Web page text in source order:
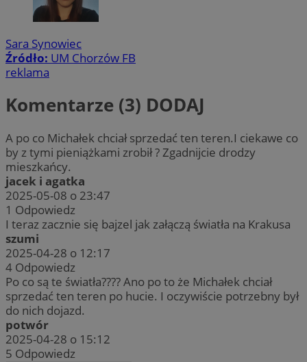
Sara Synowiec
Źródło: UM Chorzów FB
reklama
Komentarze (3) DODAJ
A po co Michałek chciał sprzedać ten teren.I ciekawe co
by z tymi pieniążkami zrobił ? Zgadnijcie drodzy
mieszkańcy.
jacek i agatka
2025-05-08 o 23:47
1 Odpowiedz
I teraz zacznie się bajzel jak załączą światła na Krakusa
szumi
2025-04-28 o 12:17
4 Odpowiedz
Po co są te światła???? Ano po to że Michałek chciał
sprzedać ten teren po hucie. I oczywiście potrzebny był
do nich dojazd.
potwór
2025-04-28 o 15:12
5 Odpowiedz